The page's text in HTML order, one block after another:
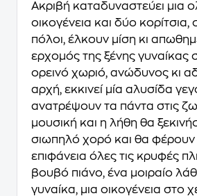
Ακριβή καταδυναστεύει μια
οικογένεια και δύο κορίτσια,
πόλοι, έλκουν μίση κι
ερχομός της ξένης γυναίκας
ορεινό χωριό, ανώδυνος κι
αρχή, εκκινεί μία αλυσίδα
ανατρέψουν τα πάντα στις
μουσική και η λήθη θα
σιωπηλό χορό και θα φέρουν
επιφάνεια όλες τις κρυφές
βουβό πιάνο, ένα μοιραίο
γυναίκα, μια οικογένεια στο